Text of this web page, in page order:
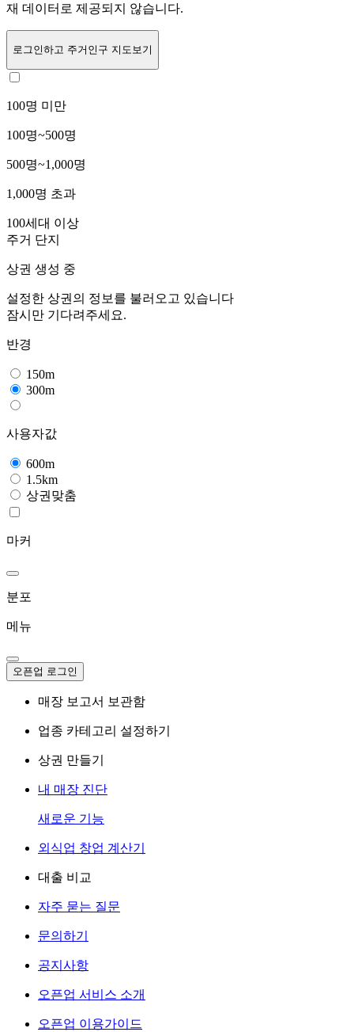
재 데이터로 제공되지 않습니다.
로그인하고 주거인구 지도보기
100명 미만
100명~500명
500명~1,000명
1,000명 초과
100세대 이상
주거 단지
상권 생성 중
설정한 상권의 정보를 불러오고 있습니다
잠시만 기다려주세요.
반경
150m
300m
사용자값
600m
1.5km
상권맞춤
마커
분포
메뉴
오픈업 로그인
매장 보고서 보관함
업종 카테고리 설정하기
상권 만들기
내 매장 진단
새로운 기능
외식업 창업 계산기
대출 비교
자주 묻는 질문
문의하기
공지사항
오픈업 서비스 소개
오픈업 이용가이드